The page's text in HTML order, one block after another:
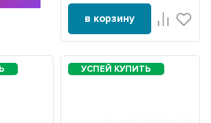
в корзину